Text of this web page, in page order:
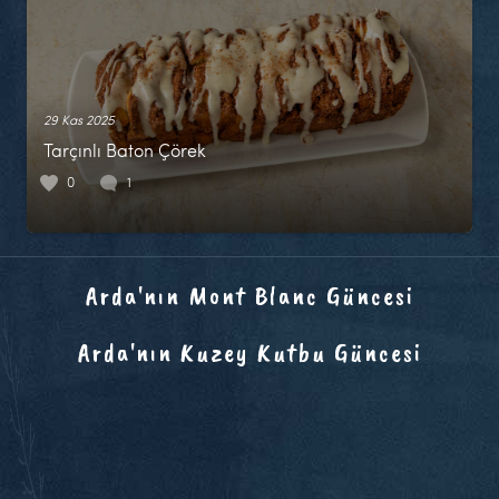
29 Kas 2025
Tarçınlı Baton Çörek
0 1
Arda'nın Mont Blanc Güncesi
Arda'nın Kuzey Kutbu Güncesi